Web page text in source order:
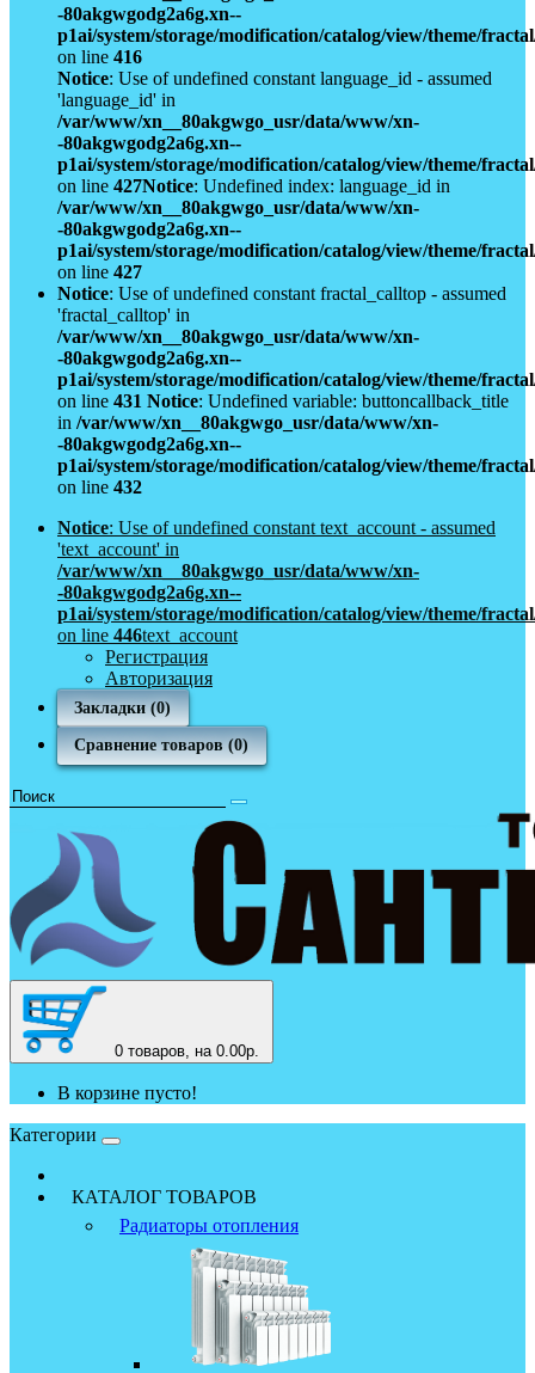
-80akgwgodg2a6g.xn--
p1ai/system/storage/modification/catalog/view/theme/
on line 416
Notice: Use of undefined constant language_id - assumed
'language_id' in
/var/www/xn__80akgwgo_usr/data/www/xn-
-80akgwgodg2a6g.xn--
p1ai/system/storage/modification/catalog/view/theme/
on line 427Notice: Undefined index: language_id in
/var/www/xn__80akgwgo_usr/data/www/xn-
-80akgwgodg2a6g.xn--
p1ai/system/storage/modification/catalog/view/theme/
on line 427
Notice: Use of undefined constant fractal_calltop - assumed
'fractal_calltop' in
/var/www/xn__80akgwgo_usr/data/www/xn-
-80akgwgodg2a6g.xn--
p1ai/system/storage/modification/catalog/view/theme/
on line 431 Notice: Undefined variable: buttoncallback_title
in /var/www/xn__80akgwgo_usr/data/www/xn-
-80akgwgodg2a6g.xn--
p1ai/system/storage/modification/catalog/view/theme/
on line 432
Notice: Use of undefined constant text_account - assumed
'text_account' in
/var/www/xn__80akgwgo_usr/data/www/xn-
-80akgwgodg2a6g.xn--
p1ai/system/storage/modification/catalog/view/theme/
on line 446text_account
Регистрация
Авторизация
Закладки (0)
Сравнение товаров (0)
0 товаров, на 0.00р.
В корзине пусто!
Категории
КАТАЛОГ ТОВАРОВ
Радиаторы отопления